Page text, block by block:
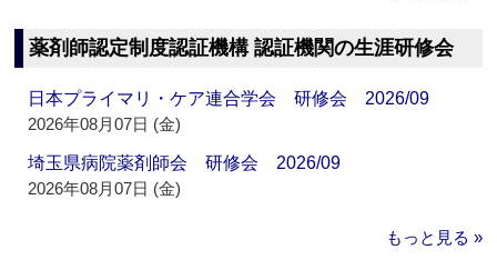
薬剤師認定制度認証機構 認証機関の生涯研修会
日本プライマリ・ケア連合学会 研修会 2026/09
2026年08月07日 (金)
埼玉県病院薬剤師会 研修会 2026/09
2026年08月07日 (金)
もっと見る »